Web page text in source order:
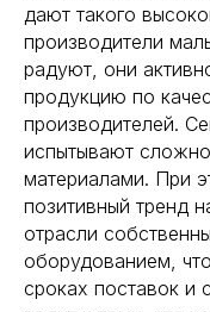
дают такого
производители
радуют, они
продукцию по
производителей.
испытывают
материалами. При
позитивный тренд
отрасли
оборудованием,
сроках поставок и